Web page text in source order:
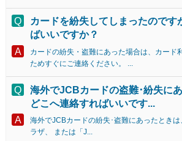
カードを紛失してしまったのです
ばいいですか？
カードの紛失・盗難にあった場合は、カード
ためすぐにご連絡ください。 ...
海外でJCBカードの盗難･紛失にあ
どこへ連絡すればいいです...
海外でJCBカードの紛失･盗難にあったとき
ラザ、 または「J...